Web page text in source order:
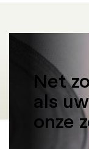
Net
als
onze